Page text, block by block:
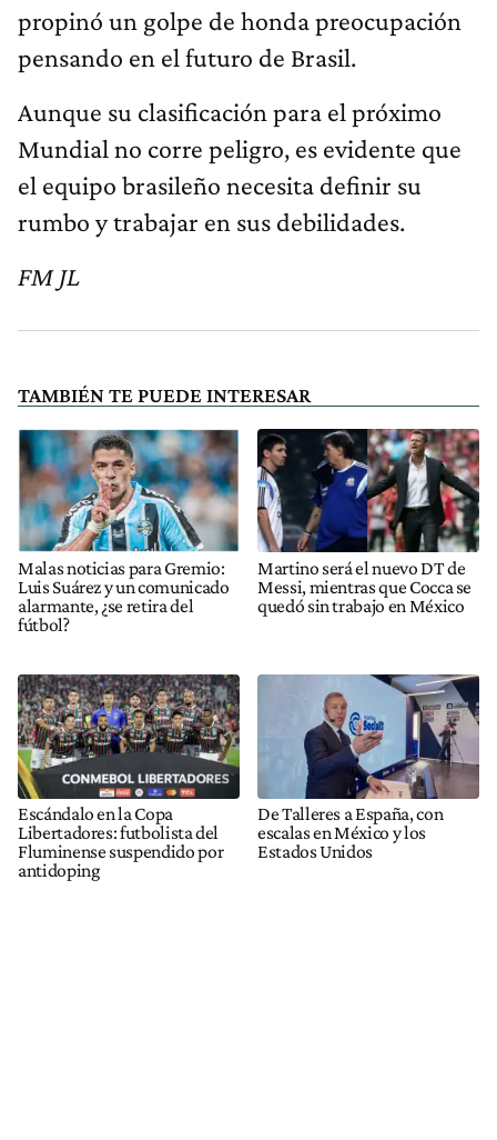
propinó un golpe de honda preocupación
pensando en el futuro de Brasil.
Aunque su clasificación para el próximo
Mundial no corre peligro, es evidente que
el equipo brasileño necesita definir su
rumbo y trabajar en sus debilidades.
FM JL
TAMBIÉN TE PUEDE INTERESAR
Malas noticias para Gremio:
Luis Suárez y un comunicado
alarmante, ¿se retira del
fútbol?
Martino será el nuevo DT de
Messi, mientras que Cocca se
quedó sin trabajo en México
Escándalo en la Copa
Libertadores: futbolista del
Fluminense suspendido por
antidoping
De Talleres a España, con
escalas en México y los
Estados Unidos